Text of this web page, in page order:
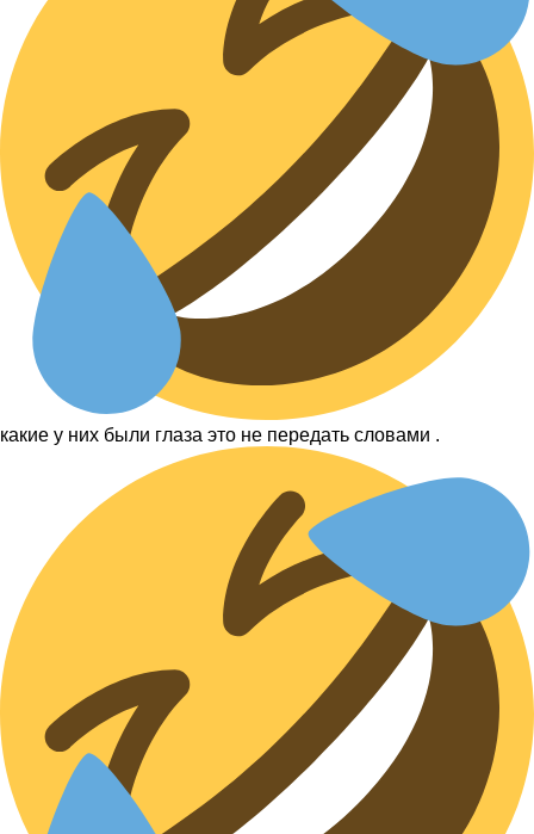
какие у них были глаза это не передать словами .